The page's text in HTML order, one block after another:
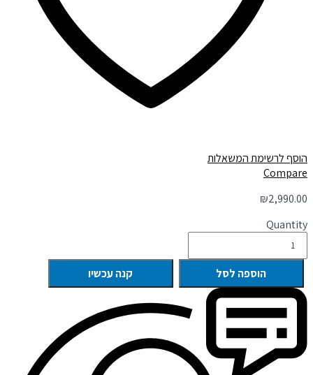
הוסף לרשימת המשאלות
Compare
₪2,990.00
Quantity
הוספה לסל קנה עכשיו